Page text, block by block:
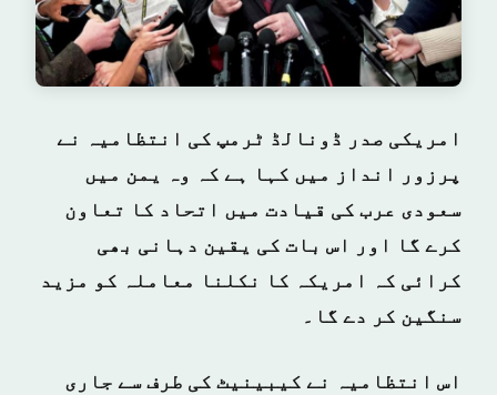
امریکی صدر ڈونالڈ ٹرمپ کی انتظامیہ نے
پرزور انداز میں کہا ہے کہ وہ یمن میں
سعودی عرب کی قیادت میں اتحاد کا تعاون
کرے گا اور اس بات کی یقین دہانی بھی
کرائی کہ امریکہ کا نکلنا معاملہ کو مزید
سنگین کر دے گا۔
اس انتظامیہ نے کیبینیٹ کی طرف سے جاری